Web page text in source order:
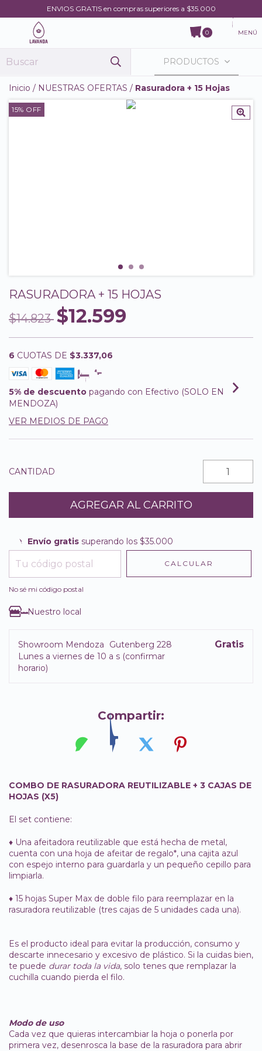
ENVIOS GRATIS en compras superiores a $35.000
0 MENÚ
PRODUCTOS
Inicio / NUESTRAS OFERTAS / Rasuradora + 15 Hojas
15% OFF
RASURADORA + 15 HOJAS
$14.823 $12.599
6 CUOTAS DE $3.337,06
5% de descuento pagando con Efectivo (SOLO EN
MENDOZA)
VER MEDIOS DE PAGO
CANTIDAD
Envío gratis $35.000
Entregas para el CP:
Envío gratis superando los$35.000
CALCULAR
No sé mi código postal
Nuestro local
Showroom Mendoza
Gutenberg 228
Lunes a viernes de 10 a s (confirmar
horario)
Gratis
Compartir:
COMBO DE RASURADORA REUTILIZABLE + 3 CAJAS DE
HOJAS (X5)
El set contiene:
♦ Una afeitadora reutilizable que está hecha de metal,
cuenta con una hoja de afeitar de regalo*, una cajita azul
con espejo interno para guardarla y un pequeño cepillo para
limpiarla.
♦ 15 hojas Super Max de doble filo para reemplazar en la
rasuradora reutilizable (tres cajas de 5 unidades cada una).
Es el producto ideal para evitar la producción, consumo y
descarte innecesario y excesivo de plástico. Si la cuidas bien,
te puede durar toda la vida, solo tenes que remplazar la
cuchilla cuando pierda el filo.
Modo de uso
Cada vez que quieras intercambiar la hoja o ponerla por
primera vez, desenrosca la base de la rasuradora para abrir